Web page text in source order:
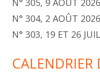
N° 305, 9 AOÛT 2026
N° 304, 2 AOÛT 2026
N° 303, 19 ET 26
CALENDRIER